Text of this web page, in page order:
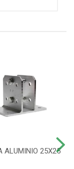
ALUMINIO 25X25